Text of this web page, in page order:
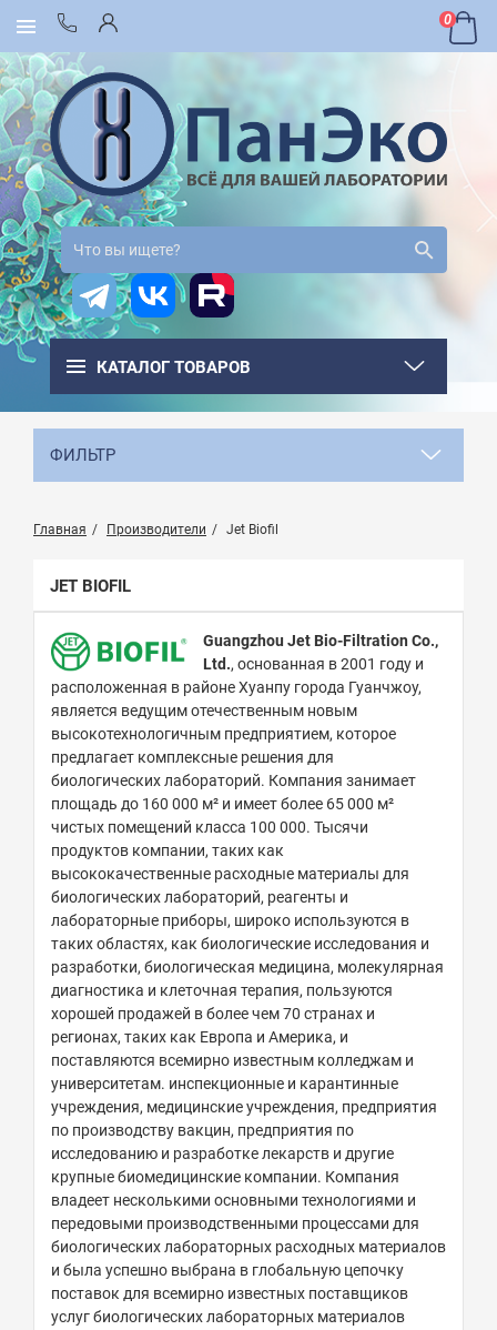
0
КАТАЛОГ ТОВАРОВ
ФИЛЬТР
Главная Производители Jet Biofil
JET BIOFIL
Guangzhou Jet Bio-Filtration Co.,
Ltd., основанная в 2001 году и
расположенная в районе Хуанпу города Гуанчжоу,
является ведущим отечественным новым
высокотехнологичным предприятием, которое
предлагает комплексные решения для
биологических лабораторий. Компания занимает
площадь до 160 000 м² и имеет более 65 000 м²
чистых помещений класса 100 000. Тысячи
продуктов компании, таких как
высококачественные расходные материалы для
биологических лабораторий, реагенты и
лабораторные приборы, широко используются в
таких областях, как биологические исследования и
разработки, биологическая медицина, молекулярная
диагностика и клеточная терапия, пользуются
хорошей продажей в более чем 70 странах и
регионах, таких как Европа и Америка, и
поставляются всемирно известным колледжам и
университетам. инспекционные и карантинные
учреждения, медицинские учреждения, предприятия
по производству вакцин, предприятия по
исследованию и разработке лекарств и другие
крупные биомедицинские компании. Компания
владеет несколькими основными технологиями и
передовыми производственными процессами для
биологических лабораторных расходных материалов
и была успешно выбрана в глобальную цепочку
поставок для всемирно известных поставщиков
услуг биологических лабораторных материалов